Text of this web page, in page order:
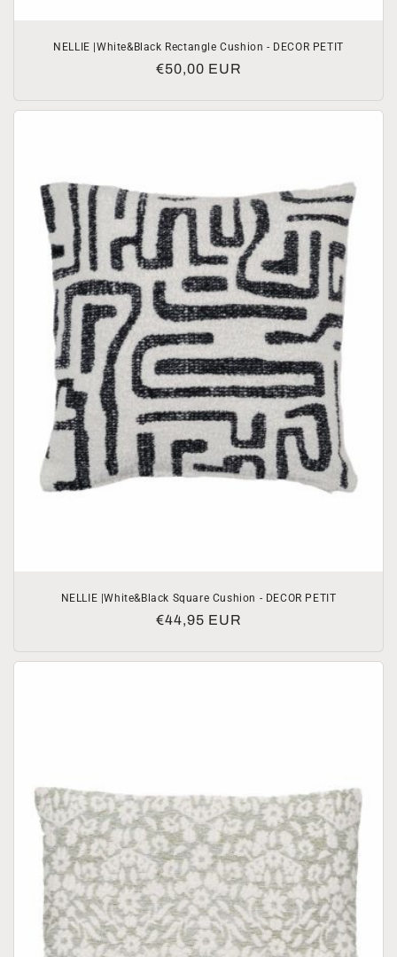
NELLIE |White&Black Rectangle Cushion - DECOR PETIT
Normale
€50,00 EUR
NELLIE |White&Black Square Cushion - DECOR PETIT
Normale
€44,95 EUR